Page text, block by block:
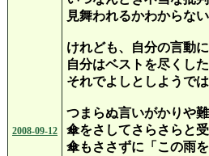
2008-09-12
見舞われるかわからな
けれども、自分の言動
自分はベストを尽くし
それでよしとしようで
つまらぬ言いがかりや
傘をさしてさらさらと
傘もささずに「この雨